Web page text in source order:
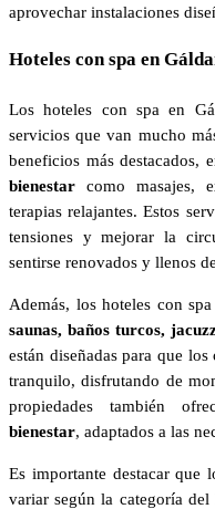
aprovechar instalaciones
Hoteles con spa en
Los hoteles con spa en
servicios que van mucho
beneficios más destacados,
bienestar como masajes,
terapias relajantes. Estos
tensiones y mejorar la
sentirse renovados y llenos
Además, los hoteles con
saunas, baños turcos,
están diseñadas para que
tranquilo, disfrutando de
propiedades también
bienestar, adaptados a las
Es importante destacar que
variar según la categoría